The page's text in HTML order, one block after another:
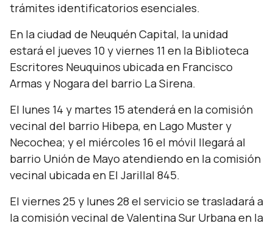
trámites identificatorios esenciales.
En la ciudad de Neuquén Capital, la unidad
estará el jueves 10 y viernes 11 en la Biblioteca
Escritores Neuquinos ubicada en Francisco
Armas y Nogara del barrio La Sirena.
El lunes 14 y martes 15 atenderá en la comisión
vecinal del barrio Hibepa, en Lago Muster y
Necochea; y el miércoles 16 el móvil llegará al
barrio Unión de Mayo atendiendo en la comisión
vecinal ubicada en El Jarillal 845.
El viernes 25 y lunes 28 el servicio se trasladará a
la comisión vecinal de Valentina Sur Urbana en la